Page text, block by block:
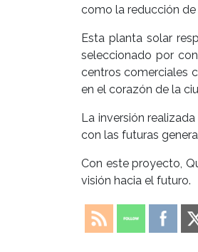
como la reducción
Esta planta solar
seleccionado por
centros comerciales
en el corazón de la
La inversión
con las futuras
Con este proyecto,
visión hacia el futuro.